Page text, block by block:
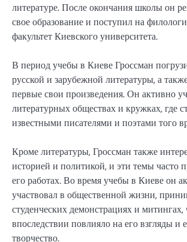
литературе. После окончания школы он
свое образование и поступил на
факультет Киевского университета.
В период учебы в Киеве Гроссман
русской и зарубежной литературы, а
первые свои произведения. Он активно
литературных обществах и кружках, где
известными писателями и поэтами того
Кроме литературы, Гроссман также
историей и политикой, и эти темы часто
его работах. Во время учебы в Киеве он
участвовал в общественной жизни,
студенческих демонстрациях и митингах,
впоследствии повлияло на его взгляды и
творчество.